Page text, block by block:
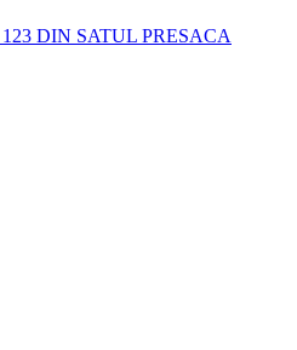
DIN SATUL PRESACA